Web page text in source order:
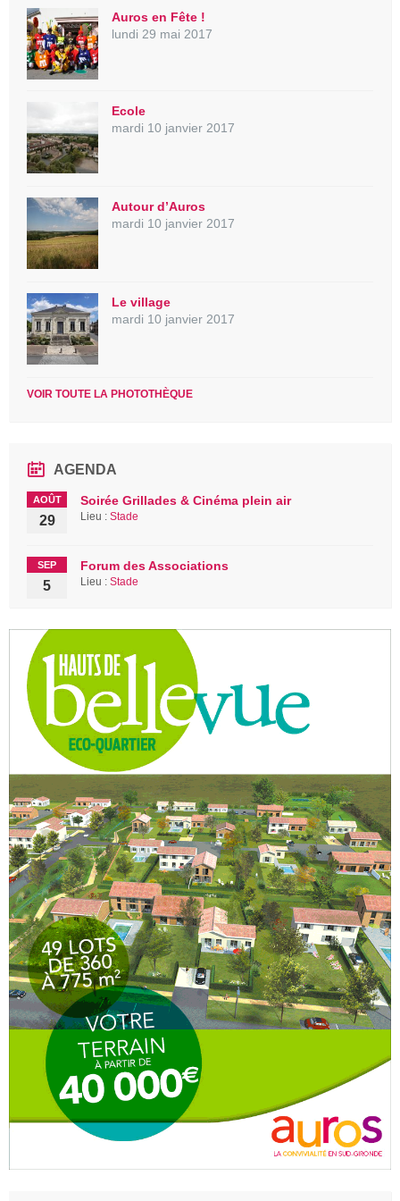
Auros en Fête !
lundi 29 mai 2017
Ecole
mardi 10 janvier 2017
Autour d’Auros
mardi 10 janvier 2017
Le village
mardi 10 janvier 2017
VOIR TOUTE LA PHOTOTHÈQUE
AGENDA
AOÛT
29
Soirée Grillades & Cinéma plein air
Lieu : Stade
SEP
5
Forum des Associations
Lieu : Stade